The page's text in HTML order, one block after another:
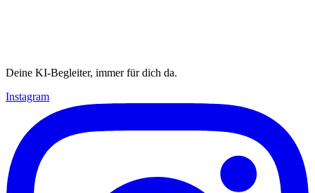
Deine KI-Begleiter, immer für dich da.
Instagram